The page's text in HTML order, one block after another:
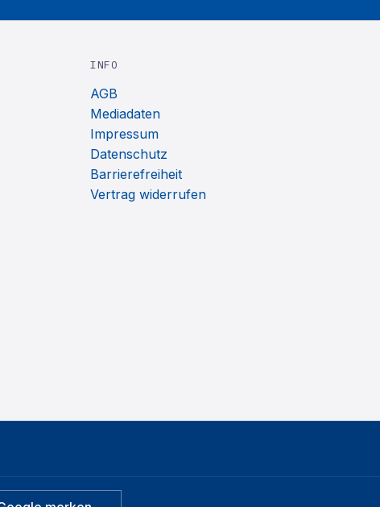
INFO
AGB
Mediadaten
Impressum
Datenschutz
Barrierefreiheit
Vertrag widerrufen